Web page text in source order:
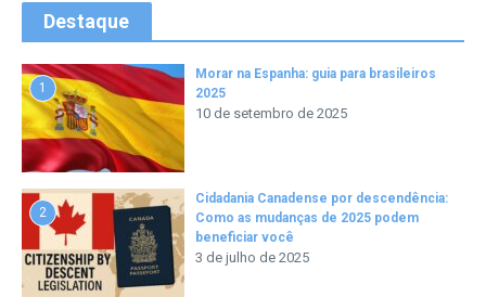
Destaque
1
Morar na Espanha: guia para brasileiros
2025
10 de setembro de 2025
2
Cidadania Canadense por descendência:
Como as mudanças de 2025 podem
beneficiar você
3 de julho de 2025